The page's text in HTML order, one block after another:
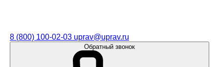
8 (800) 100-02-03 uprav@uprav.ru
Обратный звонок